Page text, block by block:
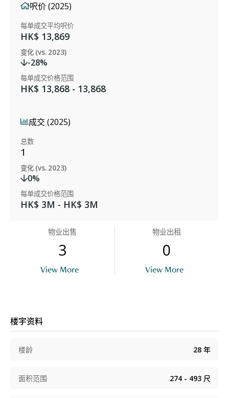
呎价 (2025)
每单成交平均呎价
HK$ 13,869
变化 (vs. 2023)
-28%
每单成交价格范围
HK$ 13,868 - 13,868
成交 (2025)
总数
1
变化 (vs. 2023)
0%
每单成交价格范围
HK$ 3M - HK$ 3M
物业出售
3
View More
物业出租
0
View More
楼宇资料
楼龄 28 年
面积范围 274 - 493 尺